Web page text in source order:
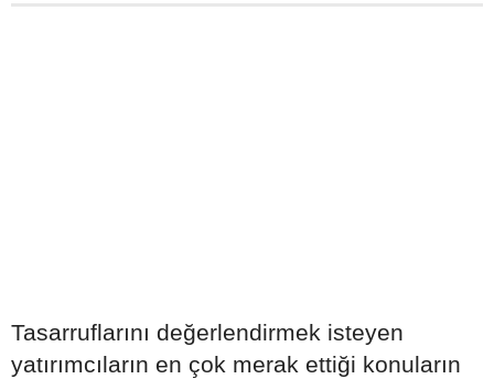
Tasarruflarını değerlendirmek isteyen
yatırımcıların en çok merak ettiği konuların